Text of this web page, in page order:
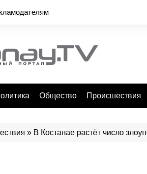
Общество Происшествия
» В Костанае растёт число